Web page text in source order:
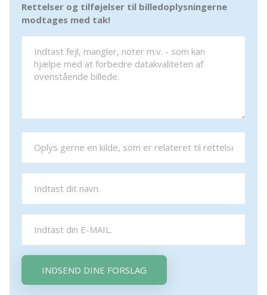
Rettelser og tilføjelser til billedoplysningerne
modtages med tak!
INDSEND DINE FORSLAG